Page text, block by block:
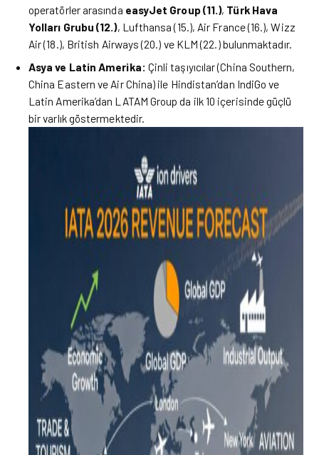
operatörler arasında easyJet Group (11.), Türk Hava
Yolları Grubu (12.), Lufthansa (15.), Air France (16.), Wizz
Air (18.), British Airways (20.) ve KLM (22.) bulunmaktadır.
Asya ve Latin Amerika: Çinli taşıyıcılar (China Southern,
China Eastern ve Air China) ile Hindistan’dan IndiGo ve
Latin Amerika’dan LATAM Group da ilk 10 içerisinde güçlü
bir varlık göstermektedir.